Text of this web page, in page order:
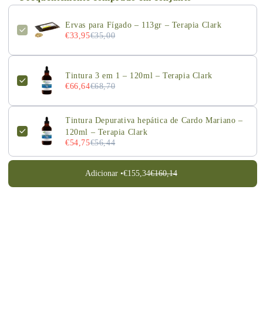
Ervas para Fígado – 113gr – Terapia Clark
€33,95€35,00
Tintura 3 em 1 – 120ml – Terapia Clark
€66,64€68,70
Tintura Depurativa hepática de Cardo Mariano –
120ml – Terapia Clark
€54,75€56,44
Adicionar •€155,34€160,14